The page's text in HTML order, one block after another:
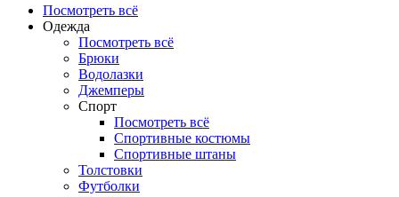
Посмотреть всё
Одежда
Посмотреть всё
Брюки
Водолазки
Джемперы
Спорт
Посмотреть всё
Спортивные костюмы
Спортивные штаны
Толстовки
Футболки